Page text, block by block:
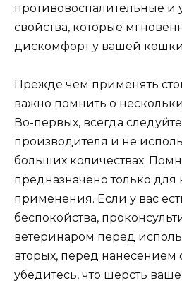
противовоспалительные
свойства, которые
дискомфорт у вашей
Прежде чем применять
важно помнить о
Во-первых, всегда
производителя и не
больших количествах.
предназначено только для
применения. Если у вас
беспокойства,
ветеринаром перед
вторых, перед нанесением
убедитесь, что шерсть